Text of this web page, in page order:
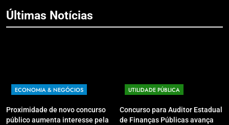
Últimas Notícias
ECONOMIA & NEGÓCIOS
Proximidade de novo concurso
público aumenta interesse pela
UTILIDADE PÚBLICA
Concurso para Auditor Estadual
de Finanças Públicas avança